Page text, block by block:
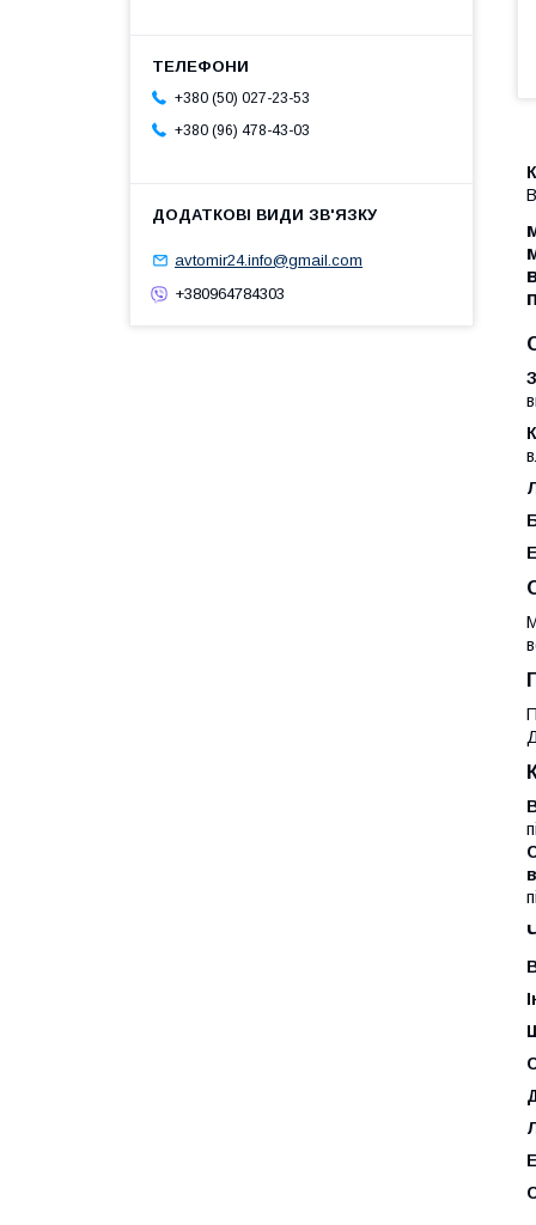
+380 (50) 027-23-53
+380 (96) 478-43-03
avtomir24.info@gmail.com
+380964784303